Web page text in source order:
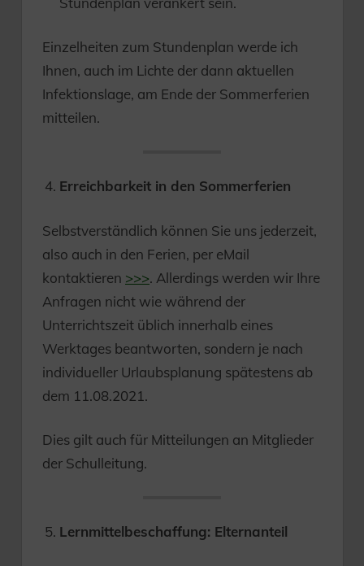
Einzelheiten zum Stundenplan werde ich
Ihnen, auch im Lichte der dann aktuellen
Infektionslage, am Ende der Sommerferien
mitteilen.
Erreichbarkeit in den Sommerferien
Selbstverständlich können Sie uns jederzeit,
also auch in den Ferien, per eMail
kontaktieren >>>. Allerdings werden wir Ihre
Anfragen nicht wie während der
Unterrichtszeit üblich innerhalb eines
Werktages beantworten, sondern je nach
individueller Urlaubsplanung spätestens ab
dem 11.08.2021.
Dies gilt auch für Mitteilungen an Mitglieder
der Schulleitung.
Lernmittelbeschaffung: Elternanteil